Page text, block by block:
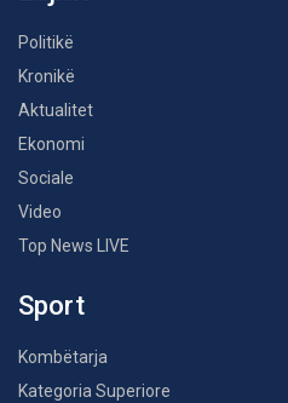
Politikë
Kronikë
Aktualitet
Ekonomi
Sociale
Video
Top News LIVE
Sport
Kombëtarja
Kategoria Superiore